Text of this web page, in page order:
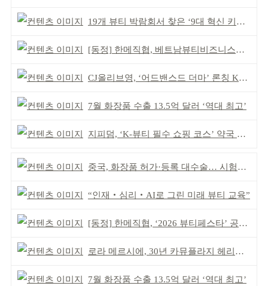
19개 뷰티 박람회서 찾은 ‘9대 혁신 키워드’
[동정] 한메직협, 베트남뷰티비즈니스협회와 MOU
CJ올리브영, ‘어드밴스드 더마’ 론칭 K더마 육성 박차
7월 화장품 수출 13.5억 달러 ‘역대 최고’
지피덤, ‘K-뷰티 필수 쇼핑 코스’ 약국 공략
중국, 화장품 허가·등록 대수술… 시험자료 공용 허용
“인재‧심리‧AI로 그린 미래 뷰티 교육”
[동정] 한메직협, ‘2026 뷰티페스타’ 공동 주최
로라 메르시에, 30년 카뮤플라지 헤리티지 담아
7월 화장품 수출 13.5억 달러 ‘역대 최고’